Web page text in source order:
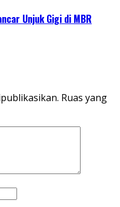
Unjuk Gigi di MBR
Ruas yang